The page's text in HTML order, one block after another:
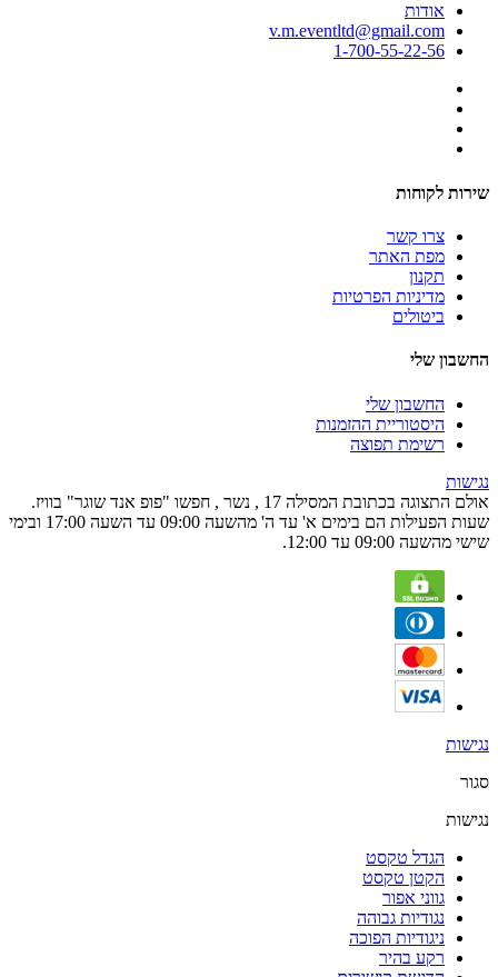
אודות
v.m.eventltd@gmail.com
1-700-55-22-56
שירות לקוחות
צרו קשר
מפת האתר
תקנון
מדיניות הפרטיות
ביטולים
החשבון שלי
החשבון שלי
היסטוריית ההזמנות
רשימת תפוצה
נגישות
אולם התצוגה בכתובת המסילה 17 , נשר , חפשו "פופ אנד שוגר" בוויז.
שעות הפעילות הם בימים א' עד ה' מהשעה 09:00 עד השעה 17:00 ובימי
שישי מהשעה 09:00 עד 12:00.
נגישות
סגור
נגישות
הגדל טקסט
הקטן טקסט
גווני אפור
נגודיות גבוהה
ניגודיות הפוכה
רקע בהיר